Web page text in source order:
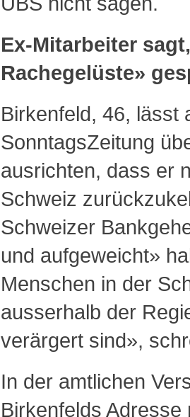
Ex-Mitarbeiter
Rachegelüste»
Birkenfeld, 46, lässt
SonntagsZeitung
ausrichten, dass er
Schweiz
Schweizer
und aufgeweicht»
Menschen in der
ausserhalb der
verärgert sind»,
In der amtlichen
Birkenfelds